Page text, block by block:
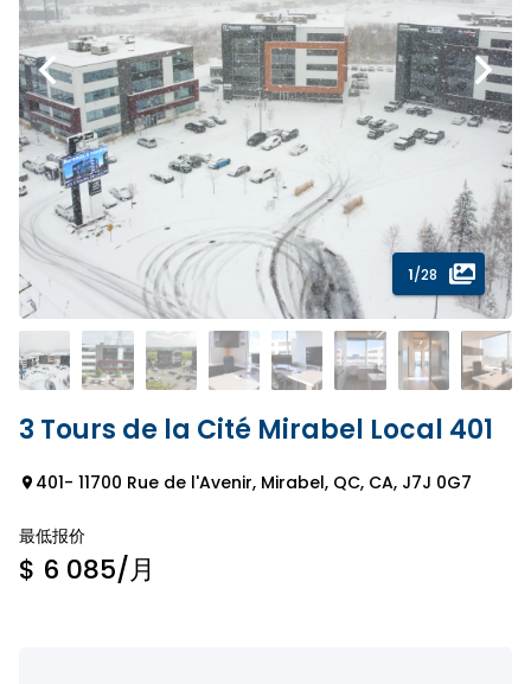
1/28
3 Tours de la Cité Mirabel Local 401
401- 11700 Rue de l'Avenir, Mirabel, QC, CA, J7J 0G7
最低报价
$ 6 085/月